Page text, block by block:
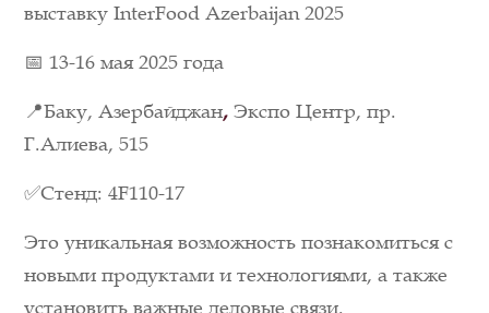
выставку InterFood Azerbaijan 2025
📅 13-16 мая 2025 года
📍Баку, Азербайджан, Экспо Центр, пр.
Г.Алиева, 515
✅Стенд: 4F110-17
Это уникальная возможность познакомиться с
новыми продуктами и технологиями, а также
установить важные деловые связи.